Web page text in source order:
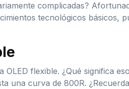
complicadas?
tecnológicos básicos,
flexible. ¿Qué significa
una curva de 800R.